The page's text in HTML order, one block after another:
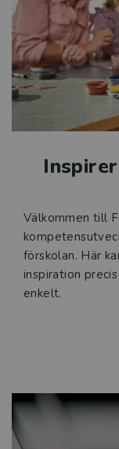
Välkommen till
förskolan. Här
inspiration
enkelt.